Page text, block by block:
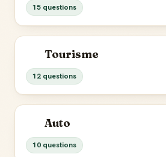
15 questions
Tourisme
12 questions
Auto
10 questions